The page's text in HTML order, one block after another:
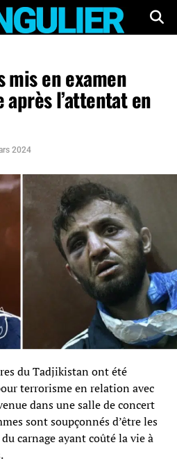
mis en examen
l’attentat en
2024
du Tadjikistan ont été
terrorisme en relation avec
dans une salle de concert
sont soupçonnés d’être les
carnage ayant coûté la vie à